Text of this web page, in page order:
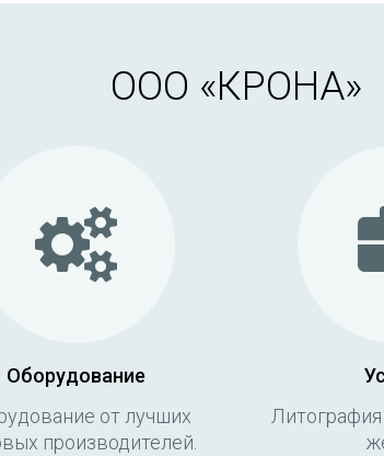
ООО «КРОНА»
Оборудование
от лучших
производителей.